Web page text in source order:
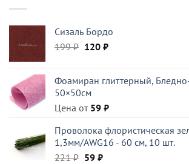
Сизаль Бордо
199₽ Первоначальная
199 ₽.
120 ₽Текущая
Фоамиран глиттерный,
50×50см
Цена от 59 ₽
Проволока флористическая
1,3мм/AWG16 - 60 см, 10 шт.
221₽ Первоначальная
59 ₽Текущая